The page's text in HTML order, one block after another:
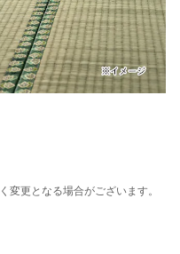
更となる場合がございます。